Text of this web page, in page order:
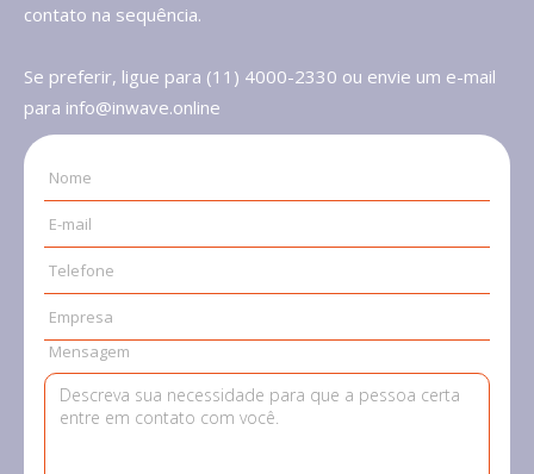
contato na sequência.
Se preferir, ligue para (11) 4000-2330 ou envie um e-mail
para info@inwave.online
Nome
E-mail
Telefone
Empresa
Mensagem